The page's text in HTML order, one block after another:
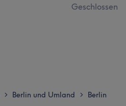
Geschlossen
> Berlin und Umland > Berlin